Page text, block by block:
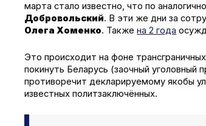
марта стало известно, что по
Добровольский. В эти же дни за
Олега Хоменко. Такжена 2 года
Это происходит на фоне
покинуть Беларусь (заочный уголовный
противоречит декларируемому якобы
известных политзаключённых.